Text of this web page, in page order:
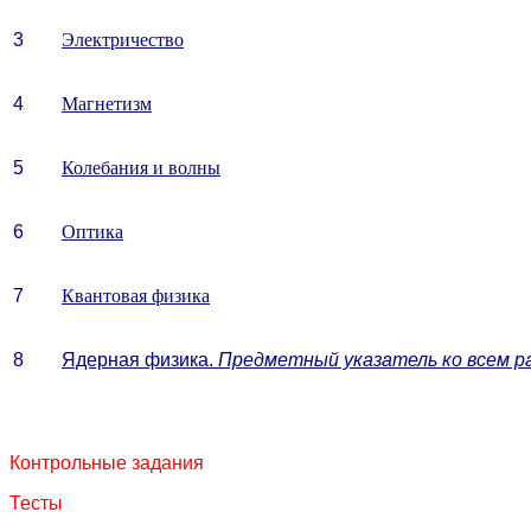
3 Электричество
4 Магнетизм
5 Колебания и волны
6 Оптика
7 Квантовая физика
8 Ядерная физика. Предметный указатель ко всем
Контрольные задания
Тесты